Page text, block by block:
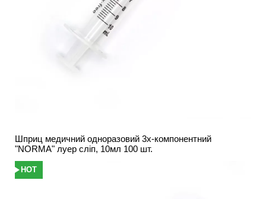
Шприц медичний одноразовий 3х-компонентний
"NORMA" луер сліп, 10мл 100 шт.
HOT